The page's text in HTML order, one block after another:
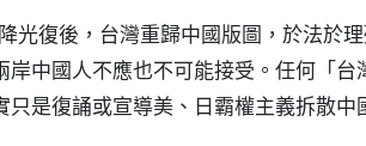
光復後，台灣重歸中國版圖，於法於
岸中國人不應也不可能接受。任何「
只是復誦或宣導美、日霸權主義拆散中